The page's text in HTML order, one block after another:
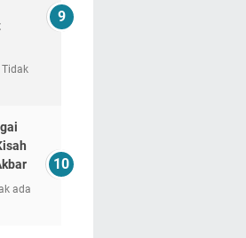
Tidak
ada